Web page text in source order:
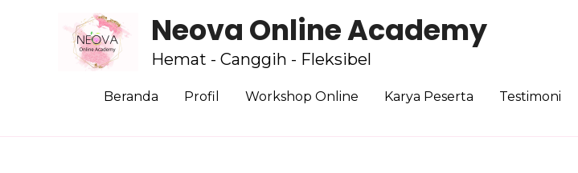
Neova Online Academy
Hemat - Canggih - Fleksibel
Beranda Profil Workshop Online Karya Peserta Testimoni